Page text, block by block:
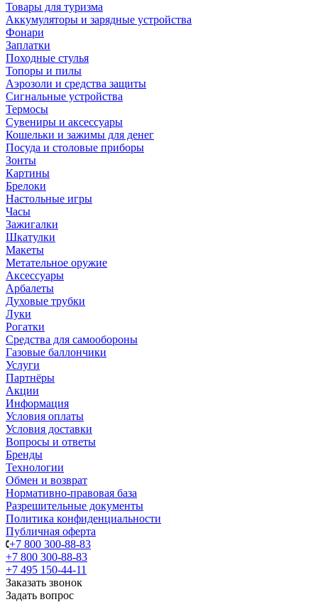
Товары для туризма
Аккумуляторы и зарядные устройства
Фонари
Заплатки
Походные стулья
Топоры и пилы
Аэрозоли и средства защиты
Сигнальные устройства
Термосы
Сувениры и аксессуары
Кошельки и зажимы для денег
Посуда и столовые приборы
Зонты
Картины
Брелоки
Настольные игры
Часы
Зажигалки
Шкатулки
Макеты
Метательное оружие
Аксессуары
Арбалеты
Духовые трубки
Луки
Рогатки
Средства для самообороны
Газовые баллончики
Услуги
Партнёры
Акции
Информация
Условия оплаты
Условия доставки
Вопросы и ответы
Бренды
Технологии
Обмен и возврат
Нормативно-правовая база
Разрешительные документы
Политика конфиденциальности
Публичная оферта
+7 800 300-88-83
+7 800 300-88-83
+7 495 150-44-11
Заказать звонок
Задать вопрос